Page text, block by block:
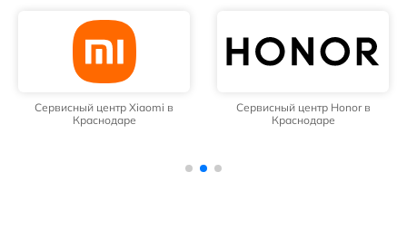
Сервисный центр Xiaomi в
Краснодаре
Сервисный центр Honor в
Краснодаре